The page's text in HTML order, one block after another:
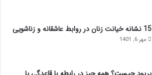
15 نشانه خیانت زنان در روابط عاشقانه و زناشویی
مهر 6, 1401